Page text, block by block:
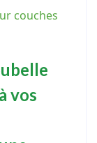
couches
vos